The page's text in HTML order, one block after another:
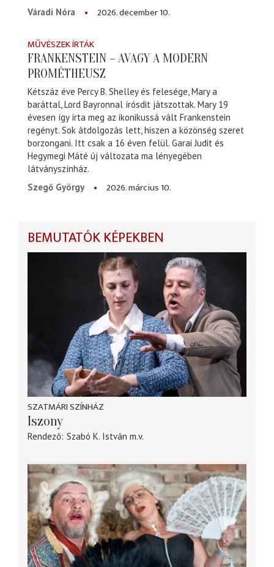
Váradi Nóra
2026. december 10.
MŰVÉSZEK ÍRTÁK
FRANKENSTEIN – AVAGY A MODERN
PROMÉTHEUSZ
Kétszáz éve Percy B. Shelley és felesége, Mary a
baráttal, Lord Bayronnal írósdit játszottak. Mary 19
évesen így írta meg az ikonikussá vált Frankenstein
regényt. Sok átdolgozás lett, hiszen a közönség szeret
borzongani. Itt csak a 16 éven felül. Garai Judit és
Hegymegi Máté új változata ma lényegében
látványszínház.
Szegő György
2026. március 10.
BEMUTATÓK KÉPEKBEN
SZATMÁRI SZÍNHÁZ
Iszony
Rendező Szabó K. István m.v.